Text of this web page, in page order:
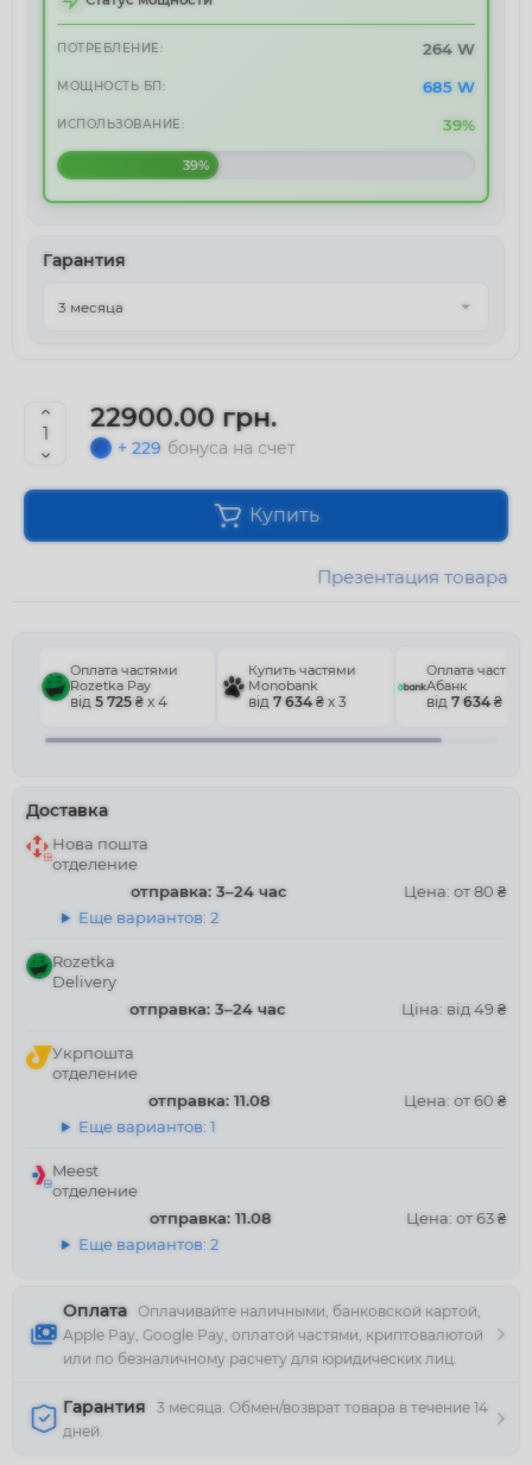
ПОТРЕБЛЕНИЕ: 264 W
МОЩНОСТЬ БП: 685 W
ИСПОЛЬЗОВАНИЕ: 39%
39%
Гарантия
22900.00 грн.
+ 229 бонуса на счет
Купить
Презентация товара
Оплата
Оплачивайте наличными, банковской картой,
Apple Pay, Google Pay, оплатой частями, криптовалютой
или по безналичному расчету для юридических лиц.
Оплата частями
Rozetka Pay
від 5 725 ₴ x 4
Купить частями
Monobank
від 7 634 ₴ x 3
Оплата
Абанк
від 7 634 ₴ x 3
Доставка
Нова пошта
отделение
отправка: 3–24 час
Цена: от 80 ₴
Еще вариантов: 2
Rozetka
Delivery
отправка: 3–24 час
Ціна: від 49 ₴
Укрпошта
отделение
отправка: 11.08
Цена: от 60 ₴
Еще вариантов: 1
Meest
отделение
отправка: 11.08
Цена: от 63 ₴
Еще вариантов: 2
Гарантия 3 месяца. Обмен/возврат товара в течение 14
дней.